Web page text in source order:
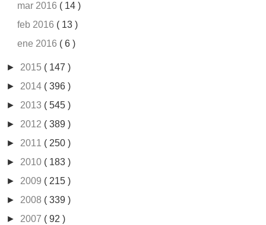
mar 2016 ( 14 )
feb 2016 ( 13 )
ene 2016 ( 6 )
► 2015 ( 147 )
► 2014 ( 396 )
► 2013 ( 545 )
► 2012 ( 389 )
► 2011 ( 250 )
► 2010 ( 183 )
► 2009 ( 215 )
► 2008 ( 339 )
► 2007 ( 92 )